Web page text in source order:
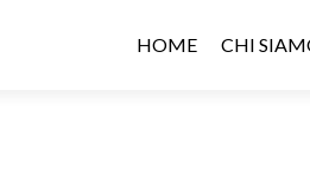
HOME CHI